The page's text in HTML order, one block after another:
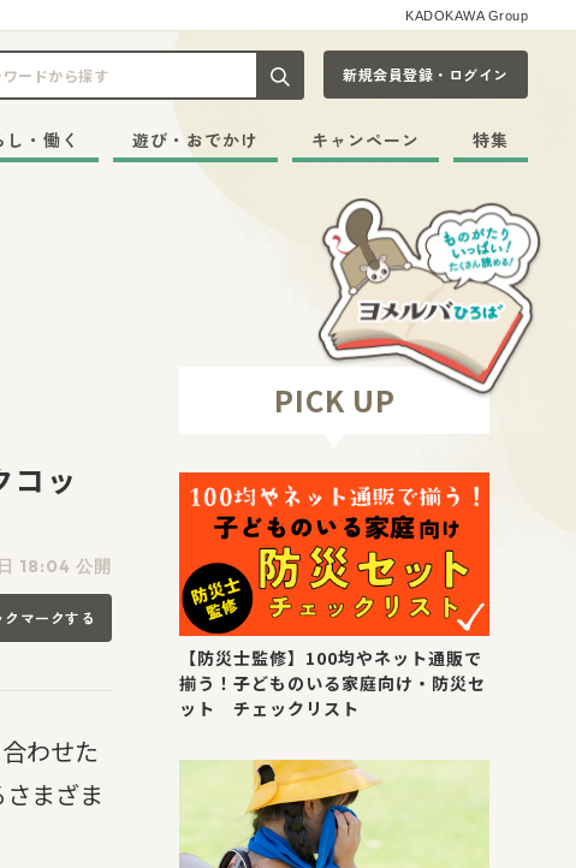
KADOKAWA Group
記事や本をキーワードから探す
新規会員登録・ログイン
し・働く 遊び・おでかけ キャンペーン 特集
コッ
18:04 公開
マークする
わせた
まざま
PICK UP
【防災士監修】100均やネット通販で
揃う！子どものいる家庭向け・防災セ
ット チェックリスト